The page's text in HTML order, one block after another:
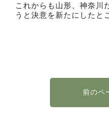
これからも山形、神奈川
うと決意を新たにしたと
前のペ